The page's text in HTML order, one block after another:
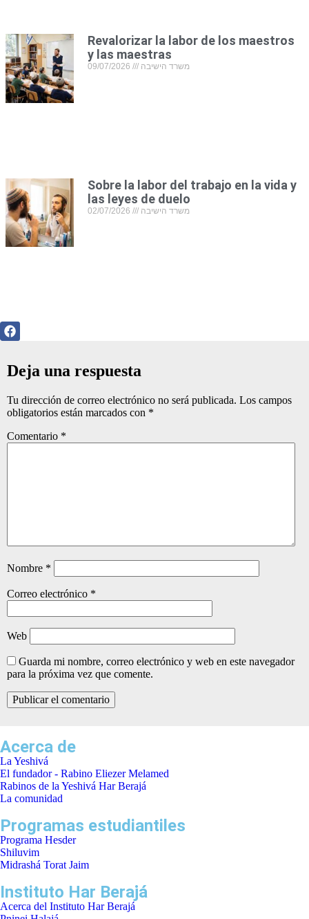
Revalorizar la labor de los maestros
y las maestras
משרד הישיבה 09/07/2026
Sobre la labor del trabajo en la vida y
las leyes de duelo
משרד הישיבה 02/07/2026
Deja una respuesta
Tu dirección de correo electrónico no será publicada. Los campos
obligatorios están marcados con *
Comentario *
Nombre *
Correo electrónico *
Web
Guarda mi nombre, correo electrónico y web en este navegador
para la próxima vez que comente.
Acerca de
La Yeshivá
El fundador - Rabino Eliezer Melamed
Rabinos de la Yeshivá Har Berajá
La comunidad
Programas estudiantiles
Programa Hesder
Shiluvim
Midrashá Torat Jaim
Instituto Har Berajá
Acerca del Instituto Har Berajá